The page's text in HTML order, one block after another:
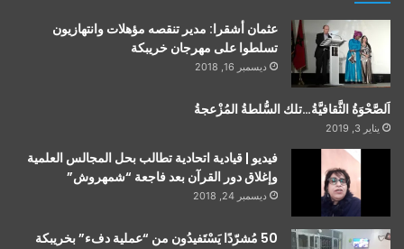
عثمان أشقرا: مدير تنقصه مؤهلات وانتهازيون
تسلطوا على مهرجان خريبكة
ديسمبر 16, 2018
اَلصَّحْوَةُ الثَّقافيَّةُ…تلك السُّلطةُ المُزْعجةُ
يناير 3, 2019
فيديو | قيادية اتحادية تطالب بحل المجالس العلمية
وإغلاق دور القرآن بعد فاجعة “شمهروش”
ديسمبر 24, 2018
50 مُشرّدًا يَسْتَفيدُون من “عملية دفء” بخريبكة